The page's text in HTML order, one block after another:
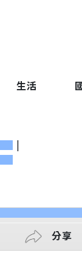
生活
|
分享